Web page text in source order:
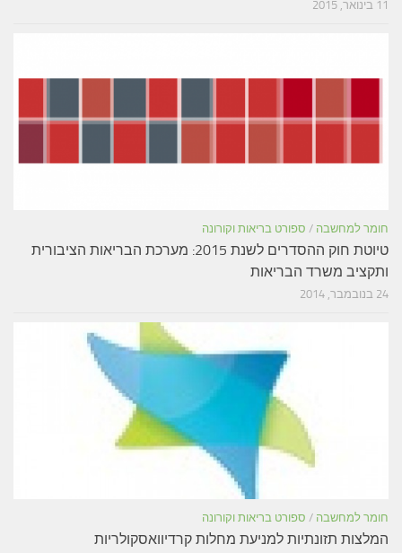
11 בינואר, 2015
חומר למחשבה / ספורט בריאות וקורונה
טיוטת חוק ההסדרים לשנת 2015: מערכת הבריאות הציבורית
ותקציב משרד הבריאות
24 בנובמבר, 2014
חומר למחשבה / ספורט בריאות וקורונה
המלצות תזונתיות למניעת מחלות קרדיוואסקולריות